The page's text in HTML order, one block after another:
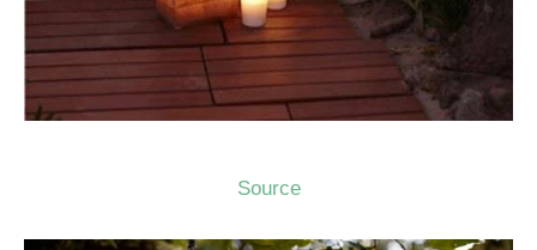
Source